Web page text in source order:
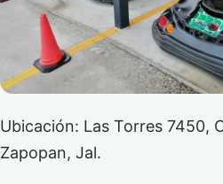
Ubicación: Las Torres 7450,
Zapopan, Jal.